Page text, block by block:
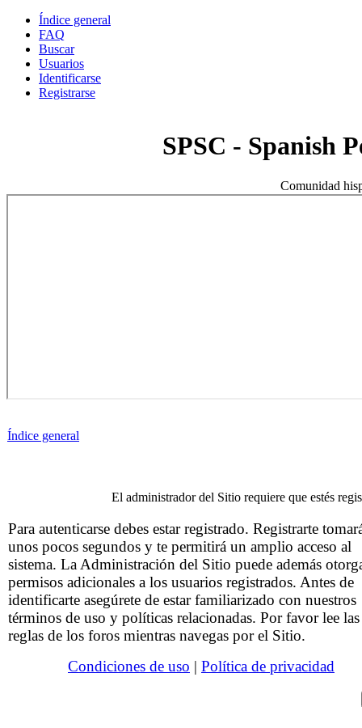
Índice general
FAQ
Buscar
Usuarios
Identificarse
Registrarse
SPSC - Spanish
Comunidad
Índice general
El administrador del Sitio requiere que estés
Para autenticarse debes estar registrado. Registrarte
unos pocos segundos y te permitirá un amplio acceso al
sistema. La Administración del Sitio puede además
permisos adicionales a los usuarios registrados. Antes de
identificarte asegúrete de estar familiarizado con nuestros
términos de uso y políticas relacionadas. Por favor lee las
reglas de los foros mientras navegas por el Sitio.
Condiciones de uso | Política de privacidad